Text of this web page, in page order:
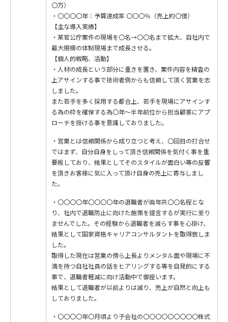
〇万）
・〇〇〇〇年：予算達成率 〇〇〇％（売上約〇億）
【主な導入実績】
・某官公庁案件の現場を〇名→〇〇名まで拡大、自社内で
最大規模の体制現場まで成長させる。
【個人的戦略、活動】
・人材の成長という部分に重きを置き、案件内容を精査の
上アサインする事で技術者側からも信頼して頂く営業を志
しました。
また若手を多く採用する都合上、若手を現場にアサインす
る為の枠を確保する為〇年～半年前位から担当顧客にアプ
ローチを掛ける事を意識しておりました。
・営業とは信頼関係から成り立つと考え、〇回目の打合せ
ではまず、自分自身をしって頂き信頼関係を気付く事を重
要視しており、結果としてそのスタイルが面白い等の反響
を頂きお客様に気に入って頂け自身の売上に寄与しまし
た。
・〇〇〇〇年〇〇〇〇年の退職者が両年共〇〇名程とな
り、社内で退職防止に向けた施策を提言するが実行に至り
ませんでした。その経験から退職者を減らす事を心掛け、
結果として国家資格キャリアコンサルタントを取得致しま
した。
取得した現在は営業の傍ら上長よりメンタル面や現場に不
満を持つ自社社員の話をヒアリングする等を自発的にする
事で、退職者軽減に向け活動中で御座います。
結果として退職者が以前よりは減り、売上が自然と向上も
しておりました。
・〇〇〇〇年〇月頃より子会社の〇〇〇〇〇〇〇〇〇株式